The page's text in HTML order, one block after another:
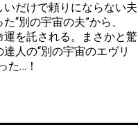
だけで頼りにならない夫
“別の宇宙の夫”から、
運を託される。まさかと驚
人の“別の宇宙のエヴリ
た…！